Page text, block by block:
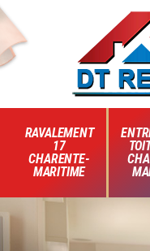
RAVALEMENT
17
CHARENTE-
MARITIME